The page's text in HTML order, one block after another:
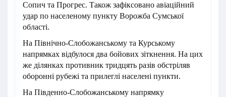
Сопич та Прогрес. Також зафіксовано авіаційний
удар по населеному пункту Ворожба Сумської
області.
На Північно-Слобожанському та Курському
напрямках відбулося два бойових зіткнення. На цих
же ділянках противник тридцять разів обстріляв
оборонні рубежі та прилеглі населені пункти.
На Південно-Слобожанському напрямку